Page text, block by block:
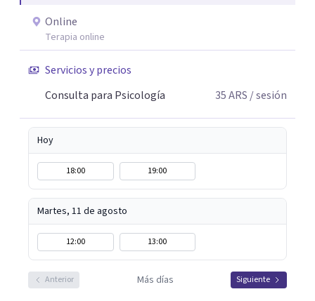
Online
Terapia online
Servicios y precios
Consulta para Psicología
35ARS / sesión
Hoy
18:00 19:00
Martes, 11 de agosto
12:00 13:00
Anterior Más días Siguiente